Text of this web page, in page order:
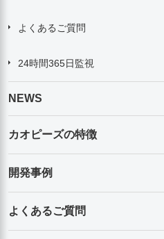
よくあるご質問
24時間365日監視
NEWS
カオピーズの特徴
開発事例
よくあるご質問